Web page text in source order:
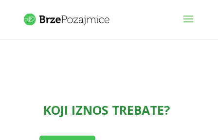
KOJI IZNOS TREBATE?